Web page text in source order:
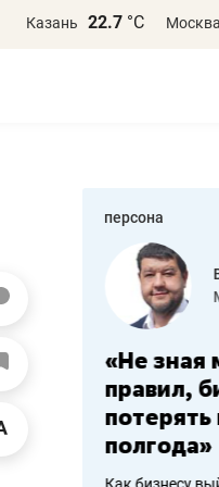
Казань 22.7 °С Москва
персона
работа «Не зная
правил,
полгода»